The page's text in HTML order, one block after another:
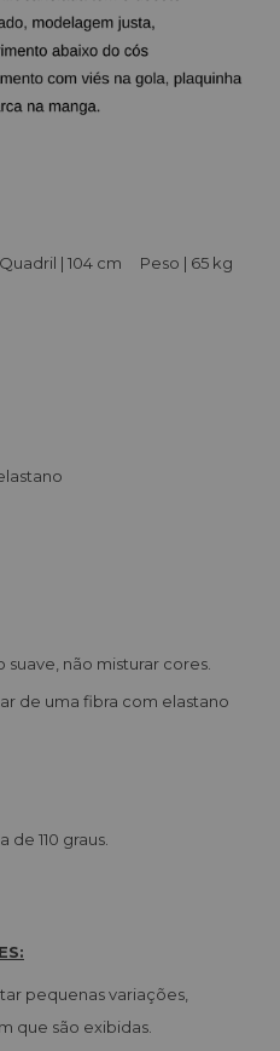
| 104 cm Peso | 65 kg
confort
não misturar cores.
de uma fibra com elastano
110 graus.
pequenas variações,
que são exibidas.